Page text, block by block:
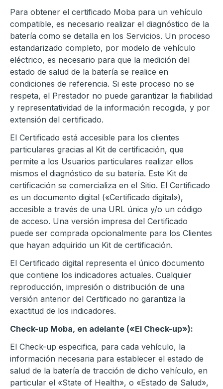
Para obtener el certificado Moba para un vehículo
compatible, es necesario realizar el diagnóstico de la
batería como se detalla en los Servicios. Un proceso
estandarizado completo, por modelo de vehículo
eléctrico, es necesario para que la medición del
estado de salud de la batería se realice en
condiciones de referencia. Si este proceso no se
respeta, el Prestador no puede garantizar la fiabilidad
y representatividad de la información recogida, y por
extensión del certificado.
El Certificado está accesible para los clientes
particulares gracias al Kit de certificación, que
permite a los Usuarios particulares realizar ellos
mismos el diagnóstico de su batería. Este Kit de
certificación se comercializa en el Sitio. El Certificado
es un documento digital («Certificado digital»),
accesible a través de una URL única y/o un código
de acceso. Una versión impresa del Certificado
puede ser comprada opcionalmente para los Clientes
que hayan adquirido un Kit de certificación.
El Certificado digital representa el único documento
que contiene los indicadores actuales. Cualquier
reproducción, impresión o distribución de una
versión anterior del Certificado no garantiza la
exactitud de los indicadores.
Check-up Moba, en adelante («El Check-up»):
El Check-up especifica, para cada vehículo, la
información necesaria para establecer el estado de
salud de la batería de tracción de dicho vehículo, en
particular el «State of Health», o «Estado de Salud»,